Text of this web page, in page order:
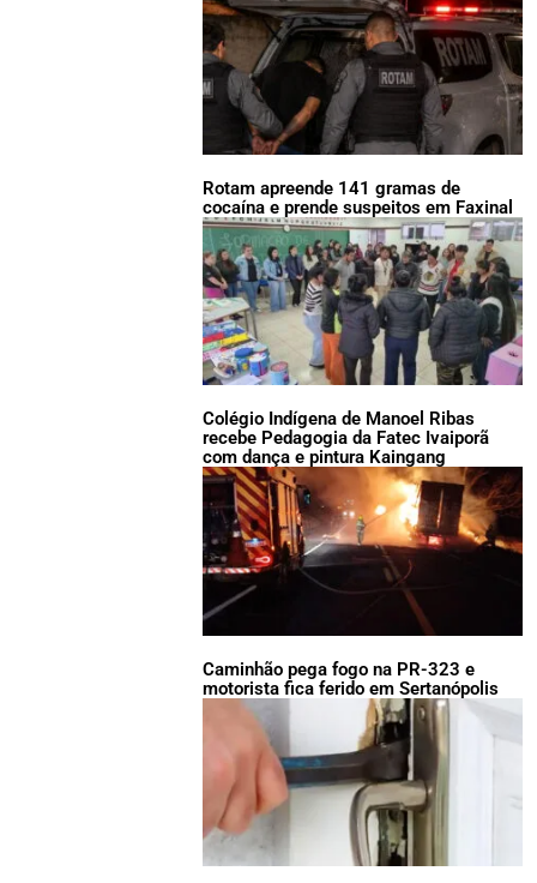
Rotam apreende 141 gramas de
cocaína e prende suspeitos em Faxinal
Colégio Indígena de Manoel Ribas
recebe Pedagogia da Fatec Ivaiporã
com dança e pintura Kaingang
Caminhão pega fogo na PR-323 e
motorista fica ferido em Sertanópolis